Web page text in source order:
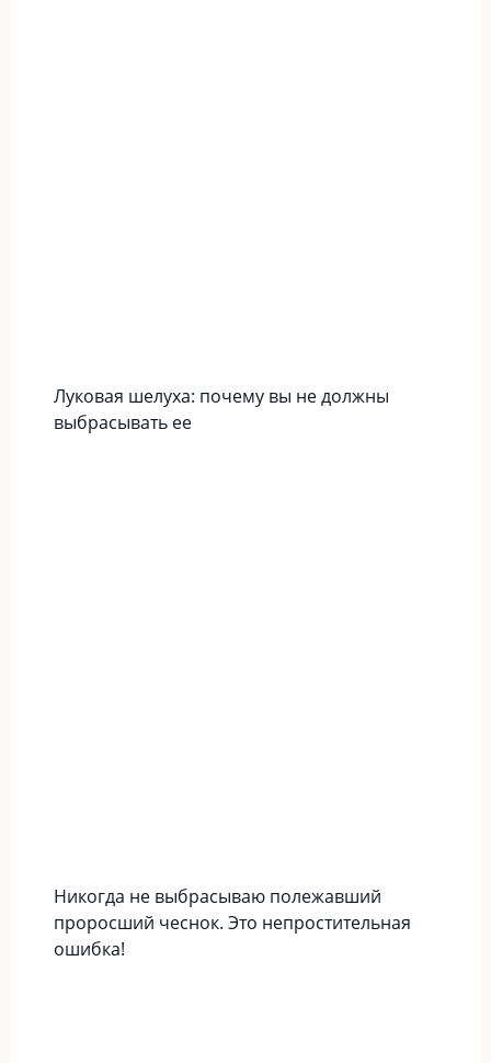
Луковая шелуха: почему вы не должны
выбрасывать ее
Никогда не выбрасываю полежавший
проросший чеснок. Это непростительная
ошибка!